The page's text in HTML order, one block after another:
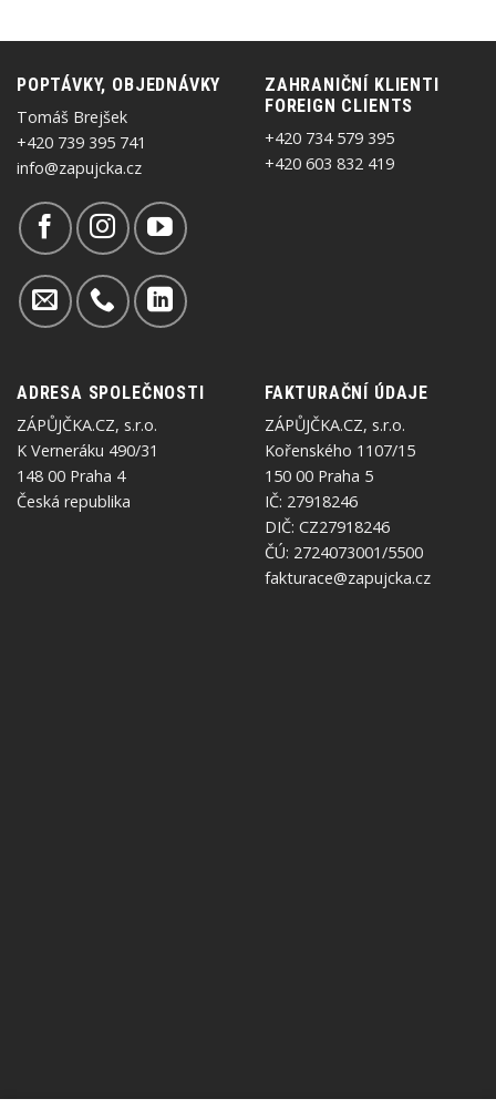
POPTÁVKY, OBJEDNÁVKY
Tomáš Brejšek
+420 739 395 741
info@zapujcka.cz
ZAHRANIČNÍ KLIENTI
FOREIGN CLIENTS
+420 734 579 395
+420 603 832 419
ADRESA SPOLEČNOSTI
ZÁPŮJČKA.CZ, s.r.o.
K Verneráku 490/31
148 00 Praha 4
Česká republika
FAKTURAČNÍ ÚDAJE
ZÁPŮJČKA.CZ, s.r.o.
Kořenského 1107/15
150 00 Praha 5
IČ: 27918246
DIČ: CZ27918246
ČÚ: 2724073001/5500
fakturace@zapujcka.cz